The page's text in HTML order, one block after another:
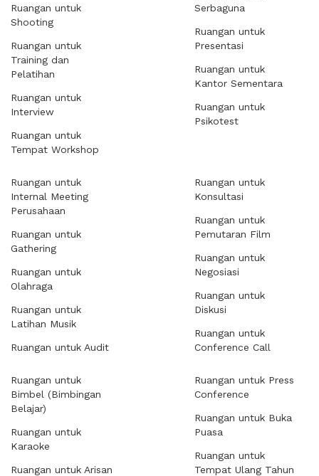
Ruangan untuk
Shooting
Ruangan untuk
Training dan
Pelatihan
Ruangan untuk
Interview
Ruangan untuk
Tempat Workshop
Serbaguna
Ruangan untuk
Presentasi
Ruangan untuk
Kantor Sementara
Ruangan untuk
Psikotest
Ruangan untuk
Internal Meeting
Perusahaan
Ruangan untuk
Gathering
Ruangan untuk
Olahraga
Ruangan untuk
Latihan Musik
Ruangan untuk Audit
Ruangan untuk
Konsultasi
Ruangan untuk
Pemutaran Film
Ruangan untuk
Negosiasi
Ruangan untuk
Diskusi
Ruangan untuk
Conference Call
Ruangan untuk
Bimbel (Bimbingan
Belajar)
Ruangan untuk
Karaoke
Ruangan untuk Arisan
Ruangan untuk Press
Conference
Ruangan untuk Buka
Puasa
Ruangan untuk
Tempat Ulang Tahun